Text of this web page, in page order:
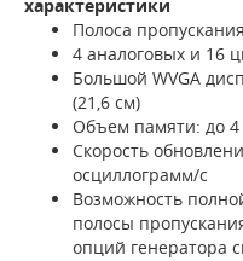
характеристики
Полоса
4 аналоговых и 16
Большой WVGA
(21,6 см)
Объем памяти: до
Скорость
осциллограмм/с
Возможность
полосы
опций генератора